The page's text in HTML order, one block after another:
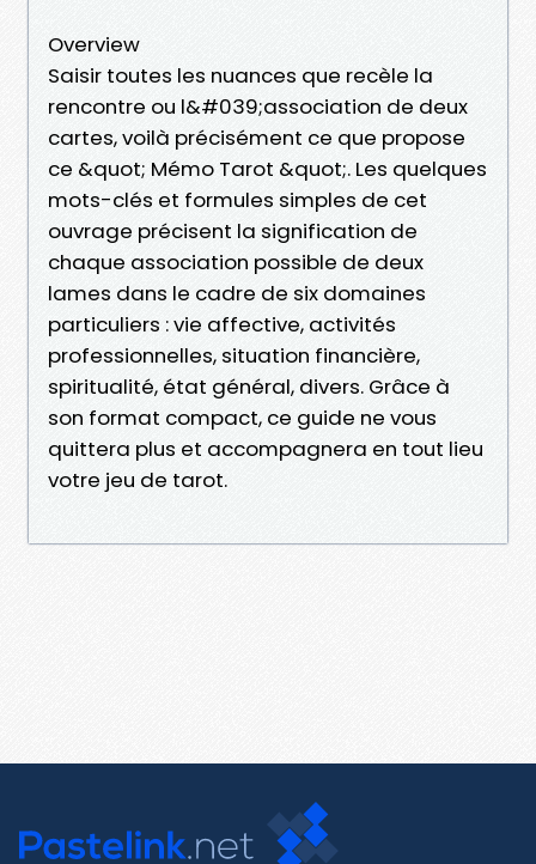
Overview
Saisir toutes les nuances que recèle la
rencontre ou l&#039;association de deux
cartes, voilà précisément ce que propose
ce &quot; Mémo Tarot &quot;. Les quelques
mots-clés et formules simples de cet
ouvrage précisent la signification de
chaque association possible de deux
lames dans le cadre de six domaines
particuliers : vie affective, activités
professionnelles, situation financière,
spiritualité, état général, divers. Grâce à
son format compact, ce guide ne vous
quittera plus et accompagnera en tout lieu
votre jeu de tarot.